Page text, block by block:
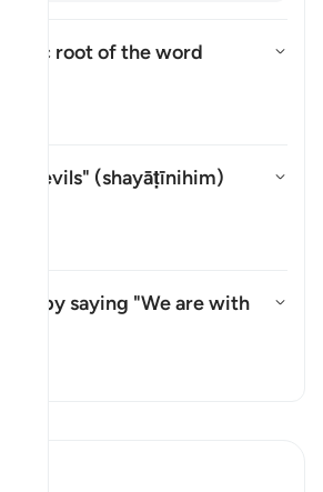
root of the word
devils" (shayāṭīnihim)
by saying "We are with